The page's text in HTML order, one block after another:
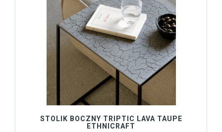
STOLIK BOCZNY TRIPTIC LAVA TAUPE
ETHNICRAFT